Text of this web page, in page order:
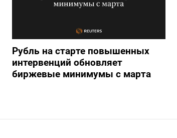
Рубль на старте повышенных
интервенций обновляет
биржевые минимумы с марта